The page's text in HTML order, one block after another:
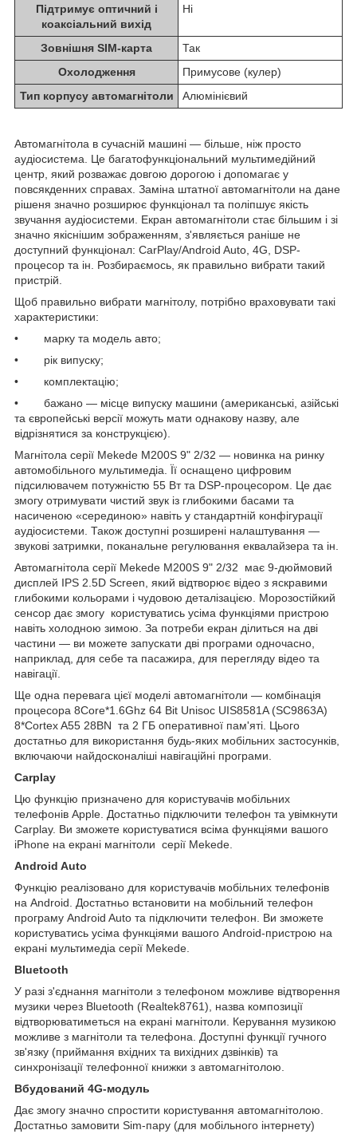
Підтримує оптичний і
коаксіальний вихід
Ні
Зовнішня SIM-карта
Так
Охолодження
Примусове (кулер)
Тип корпусу автомагнітоли
Алюмінієвий
Автомагнітола в сучасній машині — більше, ніж просто
аудіосистема. Це багатофункціональний мультимедійний
центр, який розважає довгою дорогою і допомагає у
повсякденних справах. Заміна штатної автомагнітоли на дане
рішеня значно розширює функціонал та поліпшує якість
звучання аудіосистеми. Екран автомагнітоли стає більшим і зі
значно якіснішим зображенням, з'являється раніше не
доступний функціонал: CarPlay/Android Auto, 4G, DSP-
процесор та ін. Розбираємось, як правильно вибрати такий
пристрій.
Щоб правильно вибрати магнітолу, потрібно враховувати такі
характеристики:
• марку та модель авто;
• рік випуску;
• комплектацію;
• бажано — місце випуску машини (американські, азійські
та європейські версії можуть мати однакову назву, але
відрізнятися за конструкцією).
Магнітола серії Mekede M200S 9" 2/32 — новинка на ринку
автомобільного мультимедіа. Її оснащено цифровим
підсилювачем потужністю 55 Вт та DSP-процесором. Це дає
змогу отримувати чистий звук із глибокими басами та
насиченою «серединою» навіть у стандартній конфігурації
аудіосистеми. Також доступні розширені налаштування —
звукові затримки, поканальне регулювання еквалайзера та ін.
Автомагнітола серії Mekede M200S 9" 2/32 має 9-дюймовий
дисплей IPS 2.5D Screen, який відтворює відео з яскравими
глибокими кольорами і чудовою деталізацією. Морозостійкий
сенсор дає змогу користуватись усіма функціями пристрою
навіть холодною зимою. За потреби екран ділиться на дві
частини — ви можете запускати дві програми одночасно,
наприклад, для себе та пасажира, для перегляду відео та
навігації.
Ще одна перевага цієї моделі автомагнітоли — комбінація
процесора 8Core*1.6Ghz 64 Bit Unisoc UIS8581A (SC9863A)
8*Cortex A55 28BN та 2 ГБ оперативної пам'яті. Цього
достатньо для використання будь-яких мобільних застосунків,
включаючи найдосконаліші навігаційні програми.
Carplay
Цю функцію призначено для користувачів мобільних
телефонів Apple. Достатньо підключити телефон та увімкнути
Carplay. Ви зможете користуватися всіма функціями вашого
iPhone на екрані магнітоли серії Mekede.
Android Auto
Функцію реалізовано для користувачів мобільних телефонів
на Android. Достатньо встановити на мобільний телефон
програму Android Auto та підключити телефон. Ви зможете
користуватись усіма функціями вашого Android-пристрою на
екрані мультимедіа серії Mekede.
Bluetooth
У разі з'єднання магнітоли з телефоном можливе відтворення
музики через Bluetooth (Realtek8761), назва композиції
відтворюватиметься на екрані магнітоли. Керування музикою
можливе з магнітоли та телефона. Доступні функції гучного
зв'язку (приймання вхідних та вихідних дзвінків) та
синхронізації телефонної книжки з автомагнітолою.
Вбудований 4G-модуль
Дає змогу значно спростити користування автомагнітолою.
Достатньо замовити Sim-пару (для мобільного інтернету)